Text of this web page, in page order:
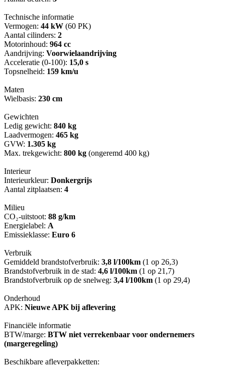
Technische informatie
Vermogen: 44 kW (60 PK)
Aantal cilinders: 2
Motorinhoud: 964 cc
Aandrijving: Voorwielaandrijving
Acceleratie (0-100): 15,0 s
Topsnelheid: 159 km/u
Maten
Wielbasis: 230 cm
Gewichten
Ledig gewicht: 840 kg
Laadvermogen: 465 kg
GVW: 1.305 kg
Max. trekgewicht: 800 kg (ongeremd 400 kg)
Interieur
Interieurkleur: Donkergrijs
Aantal zitplaatsen: 4
Milieu
CO₂-uitstoot: 88 g/km
Energielabel: A
Emissieklasse: Euro 6
Verbruik
Gemiddeld brandstofverbruik: 3,8 l/100km (1 op 26,3)
Brandstofverbruik in de stad: 4,6 l/100km (1 op 21,7)
Brandstofverbruik op de snelweg: 3,4 l/100km (1 op 29,4)
Onderhoud
APK: Nieuwe APK bij aflevering
Financiële informatie
BTW/marge: BTW niet verrekenbaar voor ondernemers
(margeregeling)
Beschikbare afleverpakketten: